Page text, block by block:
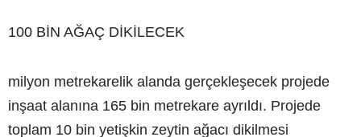
100 BİN AĞAÇ DİKİLECEK
milyon metrekarelik alanda gerçekleşecek projede
inşaat alanına 165 bin metrekare ayrıldı. Projede
toplam 10 bin yetişkin zeytin ağacı dikilmesi